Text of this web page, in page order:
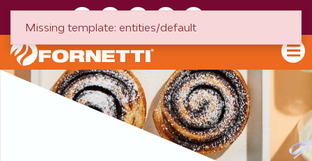
Missing template: entities/default